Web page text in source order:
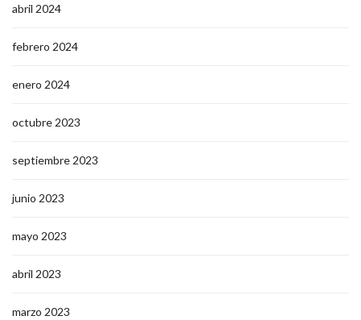
abril 2024
febrero 2024
enero 2024
octubre 2023
septiembre 2023
junio 2023
mayo 2023
abril 2023
marzo 2023